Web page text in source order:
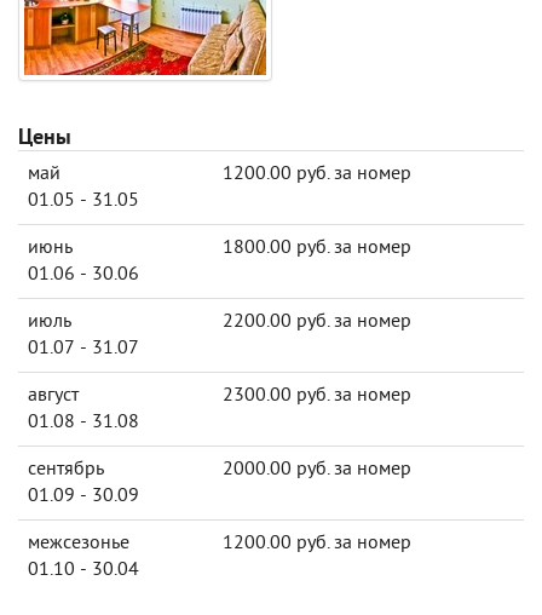
Цены
май
01.05 - 31.05
1200.00 руб. за номер
июнь
01.06 - 30.06
1800.00 руб. за номер
июль
01.07 - 31.07
2200.00 руб. за номер
август
01.08 - 31.08
2300.00 руб. за номер
сентябрь
01.09 - 30.09
2000.00 руб. за номер
межсезонье
01.10 - 30.04
1200.00 руб. за номер